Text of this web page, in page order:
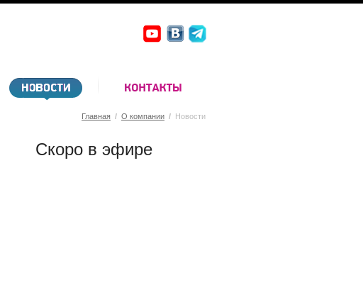
Главная / О компании / Новости
Скоро в эфире